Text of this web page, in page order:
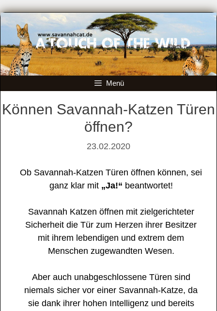
Zum
Inhalt
springen
Menü
Können Savannah-Katzen Türen
öffnen?
23.02.2020
Ob Savannah-Katzen Türen öffnen können, sei
ganz klar mit„Ja!“ beantwortet!
Savannah Katzen öffnen mit zielgerichteter
Sicherheit die Tür zum Herzen ihrer Besitzer
mit ihrem lebendigen und extrem dem
Menschen zugewandten Wesen.
Aber auch unabgeschlossene Türen sind
niemals sicher vor einer Savannah-Katze, da
sie dank ihrer hohen Intelligenz und bereits